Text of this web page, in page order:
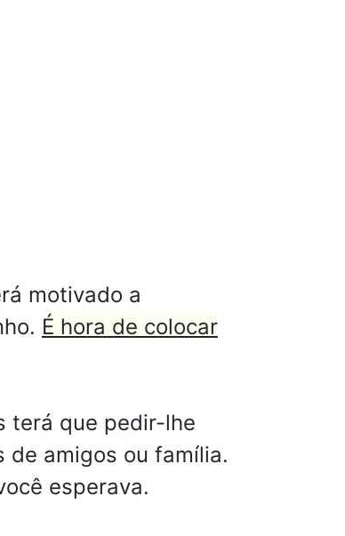
motivado a
É hora de colocar
terá que pedir-lhe
de amigos ou família.
esperava.